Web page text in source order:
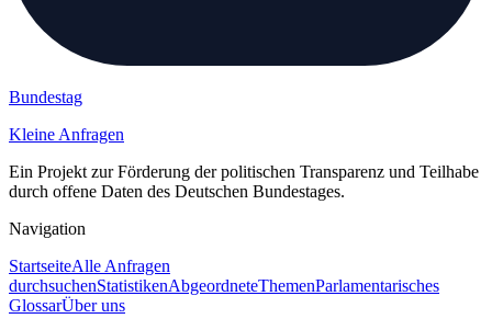
Bundestag
Kleine Anfragen
Ein Projekt zur Förderung der politischen Transparenz und Teilhabe
durch offene Daten des Deutschen Bundestages.
Navigation
StartseiteAlle Anfragen
durchsuchenStatistikenAbgeordneteThemenParlamentarisches
GlossarÜber uns